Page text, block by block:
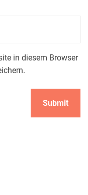
in diesem Browser